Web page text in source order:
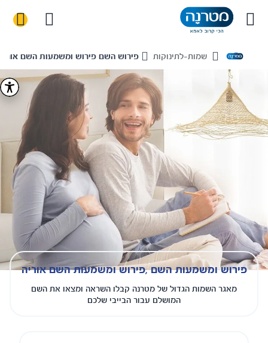
Home שמות-לתינוקות פירוש השם פירוש ומשמעות השם
פירוש ומשמעות השם ,פירוש ומשמעות השם אוריה
מאגר השמות הגדול של מטרנה קבלו השראה ומצאו את השם
המושלם עבור הבייבי שלכם